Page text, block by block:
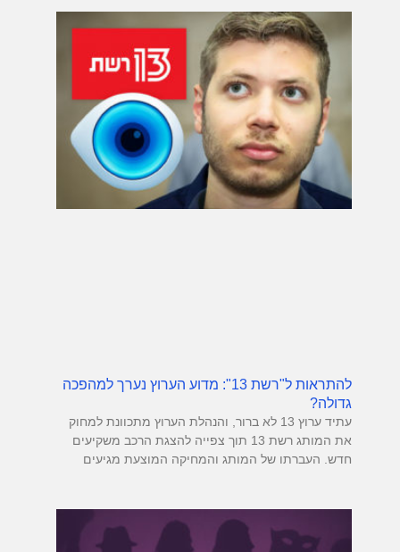
להתראות ל"רשת 13": מדוע הערוץ נערך למהפכה
גדולה?
עתיד ערוץ 13 לא ברור, והנהלת הערוץ מתכוונת למחוק
את המותג רשת 13 תוך צפייה להצגת הרכב משקיעים
חדש. העברתו של המותג והמחיקה המוצעת מגיעים